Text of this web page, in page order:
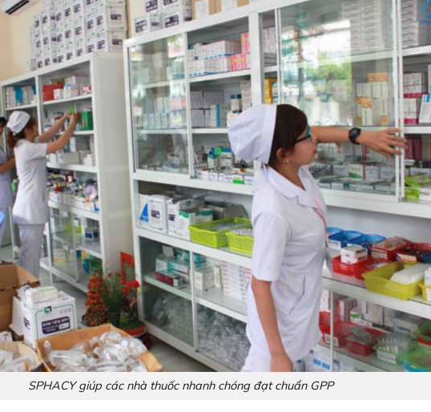
SPHACY giúp các nhà thuốc nhanh chóng đạt chuẩn GPP